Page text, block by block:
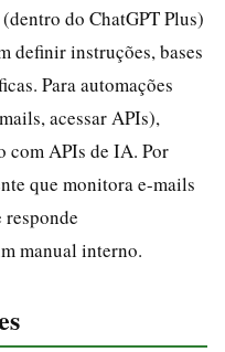
do ChatGPT Plus)
definir instruções, bases
Para automações
acessar APIs),
com APIs de IA. Por
que monitora e-mails
responde
manual interno.